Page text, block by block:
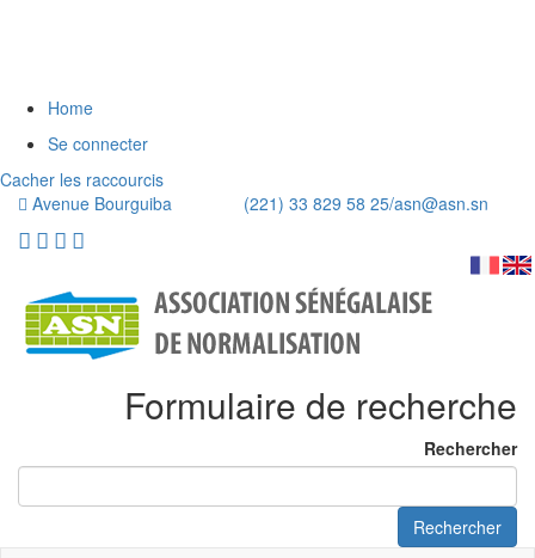
Home
Se connecter
Cacher les raccourcis
Avenue Bourguiba (221) 33 829 58 25/asn@asn.sn
Formulaire de recherche
Rechercher
Rechercher